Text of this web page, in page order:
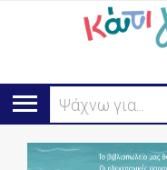
Ψάχνω για...